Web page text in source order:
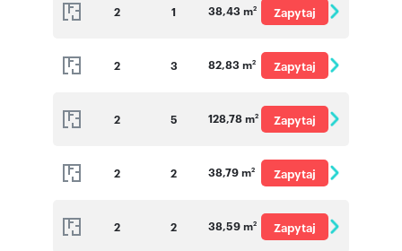
2 1 38,43 m2
Zapytaj
2 3 82,83 m2
Zapytaj
2 5 128,78 m2
Zapytaj
2 2 38,79 m2
Zapytaj
2 2 38,59 m2
Zapytaj